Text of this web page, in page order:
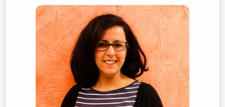
BOUGHERARA
Douadia
Directrice de
Recherche
voir plus
IBANEZ
Lisette
Directrice de
recherche
voir plus
LAVAINE
Emmanuelle
Maître de
conférences
voir plus
Deforestation:
Evidence from
Indonesian Palm
Oil Mills
Guye Valentin, Kraus
Sebastian
à paraître
POUR UNE GESTION DURABLE DES
RESSOURCES EN EAU
Financement :75,000 € Région Occitanie
Appel à projets Recherche et société(s)
Durée:
2018 – 2020
Contact :
PREGET Raphaele
Les nouvelles technologies offrent de nouveau
moyens pour améliorer la gestion des ressources